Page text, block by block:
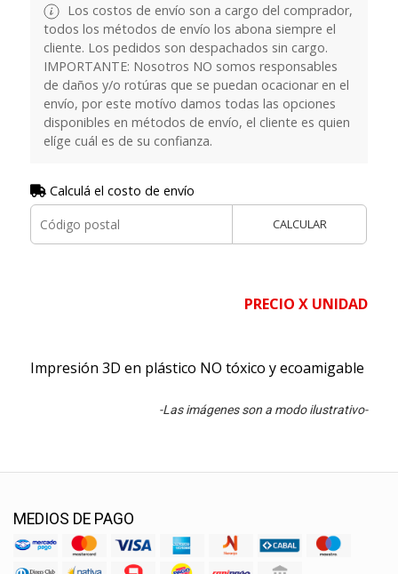
Los costos de envío son a cargo del comprador,
todos los métodos de envío los abona siempre el
cliente. Los pedidos son despachados sin cargo.
IMPORTANTE: Nosotros NO somos responsables
de daños y/o rotúras que se puedan ocacionar en el
envío, por este motívo damos todas las opciones
disponibles en métodos de envío, el cliente es quien
elíge cuál es de su confianza.
Calculá el costo de envío
CALCULAR
PRECIO X UNIDAD
Impresión 3D en plástico NO tóxico y ecoamigable
-Las imágenes son a modo ilustrativo-
MEDIOS DE PAGO